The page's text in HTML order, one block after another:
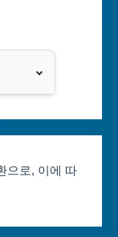
으로, 이에 따